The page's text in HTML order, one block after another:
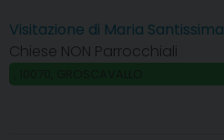
Visitazione di Maria Santissima
Chiese NON Parrocchiali